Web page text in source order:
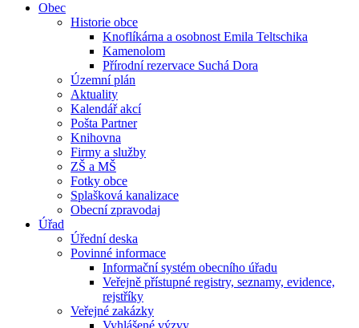
Obec
Historie obce
Knoflíkárna a osobnost Emila Teltschika
Kamenolom
Přírodní rezervace Suchá Dora
Územní plán
Aktuality
Kalendář akcí
Pošta Partner
Knihovna
Firmy a služby
ZŠ a MŠ
Fotky obce
Splašková kanalizace
Obecní zpravodaj
Úřad
Úřední deska
Povinné informace
Informační systém obecního úřadu
Veřejně přístupné registry, seznamy, evidence,
rejstříky
Veřejné zakázky
Vyhlášené výzvy